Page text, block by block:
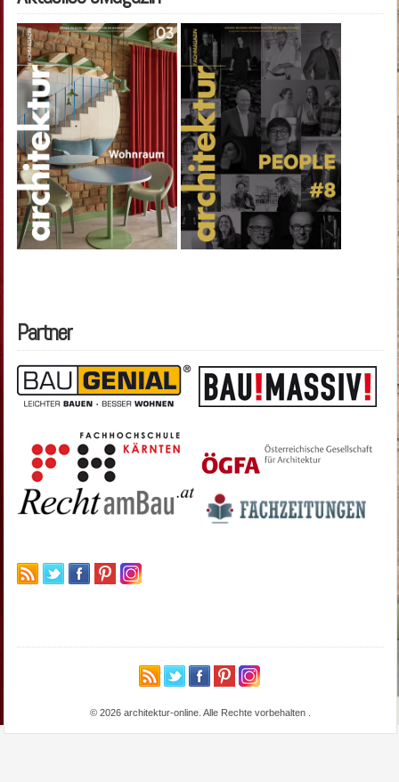
Partner
© 2026 architektur-online. Alle Rechte vorbehalten .